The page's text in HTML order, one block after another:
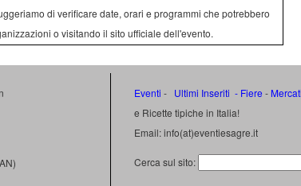
di verificare date, orari e programmi che potrebbero
o visitando il sito ufficiale dell'evento.
Eventi - Ultimi Inseriti - Fiere -
e Ricette tipiche in Italia!
Email: info(at)eventiesagre.it
Cerca sul sito: